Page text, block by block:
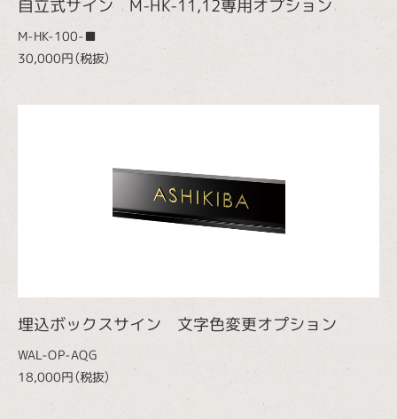
自立式サイン M-HK-11,12専用オプション
M-HK-100-■
30,000円（税抜）
埋込ボックスサイン 文字色変更オプション
WAL-OP-AQG
18,000円（税抜）